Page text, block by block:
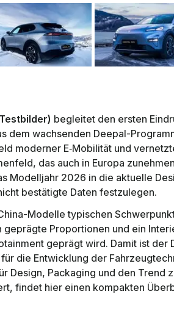
begleitet den ersten
dem wachsenden Deepal-
moderner E‑Mobilität und
das auch in Europa
Modelljahr 2026 in die aktuelle
bestätigte Daten festzulegen.
Modelle typischen
Proportionen und ein
geprägt wird. Damit ist der
die Entwicklung der
Design, Packaging und den Trend
findet hier einen kompakten